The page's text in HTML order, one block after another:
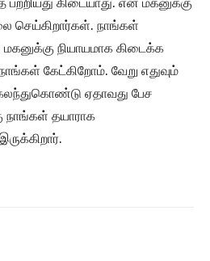
செய்கிறார்கள். நாங்கள்
நியாயமாக கிடைக்க
கேட்கிறோம். வேறு எதுவும்
ஏதாவது பேச
நாங்கள் தயாராக